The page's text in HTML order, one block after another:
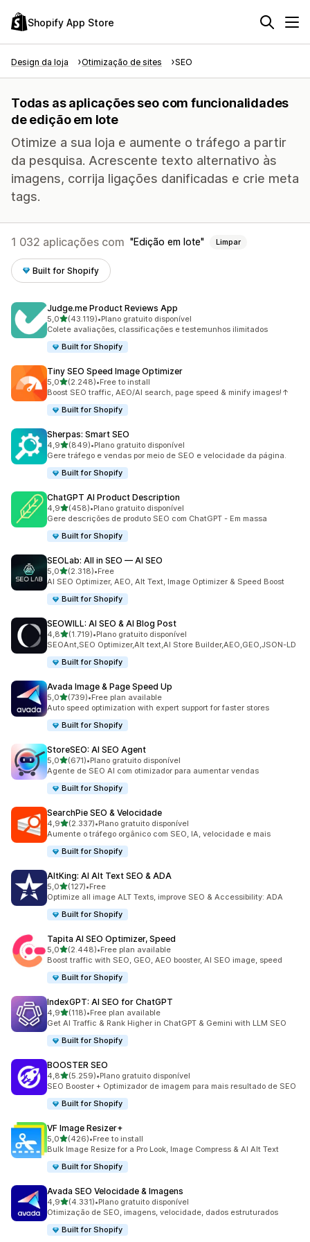
Shopify App Store
Design da loja Otimização de sites SEO
Todas as aplicações seo com funcionalidades
de edição em lote
Otimize a sua loja e aumente o tráfego a partir
da pesquisa. Acrescente texto alternativo às
imagens, corrija ligações danificadas e crie meta
tags.
1 032 aplicações com Edição em lote Limpar
Built for Shopify
Judge.me Product Reviews App
5,0de 5 estrelas
(43.119)
43119 total de avaliações
•Plano gratuito disponível
Colete avaliações, classificações e testemunhos ilimitados
Built for Shopify
Tiny SEO Speed Image Optimizer
5,0de 5 estrelas
(2.248)
2248 total de avaliações
•Free to install
Boost SEO traffic, AEO/AI search, page speed & minify images!↑
Built for Shopify
Sherpas: Smart SEO
4,9de 5 estrelas
(849)
849 total de avaliações
•Plano gratuito disponível
Gere tráfego e vendas por meio de SEO e velocidade da página.
Built for Shopify
ChatGPT AI Product Description
4,9de 5 estrelas
(458)
458 total de avaliações
•Plano gratuito disponível
Gere descrições de produto SEO com ChatGPT - Em massa
Built for Shopify
SEOLab: All in SEO — AI SEO
5,0de 5 estrelas
(2.318)
2318 total de avaliações
•Free
AI SEO Optimizer, AEO, Alt Text, Image Optimizer & Speed Boost
Built for Shopify
SEOWILL: AI SEO & AI Blog Post
4,8de 5 estrelas
(1.719)
1719 total de avaliações
•Plano gratuito disponível
SEOAnt,SEO Optimizer,Alt text,AI Store Builder,AEO,GEO,JSON-LD
Built for Shopify
Avada Image & Page Speed Up
5,0de 5 estrelas
(739)
739 total de avaliações
•Free plan available
Auto speed optimization with expert support for faster stores
Built for Shopify
StoreSEO: AI SEO Agent
5,0de 5 estrelas
(671)
671 total de avaliações
•Plano gratuito disponível
Agente de SEO AI com otimizador para aumentar vendas
Built for Shopify
SearchPie SEO & Velocidade
4,9de 5 estrelas
(2.337)
2337 total de avaliações
•Plano gratuito disponível
Aumente o tráfego orgânico com SEO, IA, velocidade e mais
Built for Shopify
AltKing: AI Alt Text SEO & ADA
5,0de 5 estrelas
(127)
127 total de avaliações
•Free
Optimize all image ALT Texts, improve SEO & Accessibility: ADA
Built for Shopify
Tapita AI SEO Optimizer, Speed
5,0de 5 estrelas
(2.448)
2448 total de avaliações
•Free plan available
Boost traffic with SEO, GEO, AEO booster, AI SEO image, speed
Built for Shopify
IndexGPT: AI SEO for ChatGPT
4,9de 5 estrelas
(118)
118 total de avaliações
•Free plan available
Get AI Traffic & Rank Higher in ChatGPT & Gemini with LLM SEO
Built for Shopify
BOOSTER SEO
4,8de 5 estrelas
(5.259)
5259 total de avaliações
•Plano gratuito disponível
SEO Booster + Optimizador de imagem para mais resultado de SEO
Built for Shopify
VF Image Resizer+
5,0de 5 estrelas
(426)
426 total de avaliações
•Free to install
Bulk Image Resize for a Pro Look, Image Compress & AI Alt Text
Built for Shopify
Avada SEO Velocidade & Imagens
4,9de 5 estrelas
(4.331)
4331 total de avaliações
•Plano gratuito disponível
Otimização de SEO, imagens, velocidade, dados estruturados
Built for Shopify